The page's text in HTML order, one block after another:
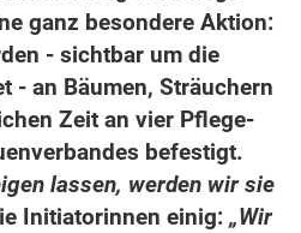
ganz besondere Aktion:
- sichtbar um die
- an Bäumen, Sträuchern
Zeit an vier Pflege-
befestigt.
lassen, werden wir sie
Initiatorinnen einig: „Wir